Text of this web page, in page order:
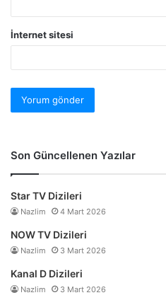
İnternet sitesi
Son Güncellenen Yazılar
Star TV Dizileri
Nazlim 4 Mart 2026
NOW TV Dizileri
Nazlim 3 Mart 2026
Kanal D Dizileri
Nazlim 3 Mart 2026